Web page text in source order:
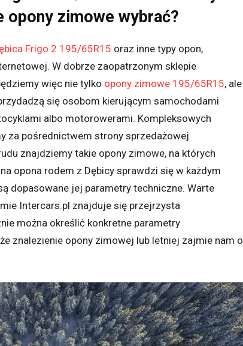
opony zimowe wybrać?
Frigo 2 195/65R15 oraz inne typy opon,
W dobrze zaopatrzonym sklepie
więc nie tylko opony zimowe 195/65R15, ale
się osobom kierującym samochodami
albo motorowerami. Kompleksowych
za pośrednictwem strony sprzedażowej
znajdziemy takie opony zimowe, na których
opona rodem z Dębicy sprawdzi się w każdym
dopasowane jej parametry techniczne. Warte
Intercars.pl znajduje się przejrzysta
można określić konkretne parametry
znalezienie opony zimowej lub letniej zajmie nam o